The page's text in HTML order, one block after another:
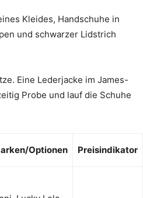
Kleides, Handschuhe in
und schwarzer Lidstrich
Eine Lederjacke im James-
Probe und lauf die Schuhe
Optionen Preisindikator